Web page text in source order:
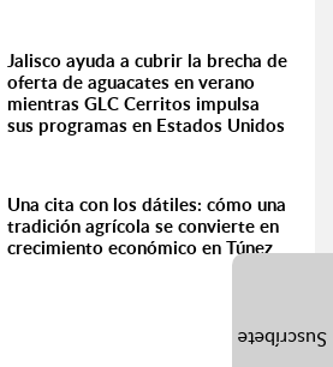
Jalisco ayuda a cubrir la brecha de
oferta de aguacates en verano
mientras GLC Cerritos impulsa
sus programas en Estados Unidos
Una cita con los dátiles: cómo una
tradición agrícola se convierte en
crecimiento económico en Túnez
Suscríbete